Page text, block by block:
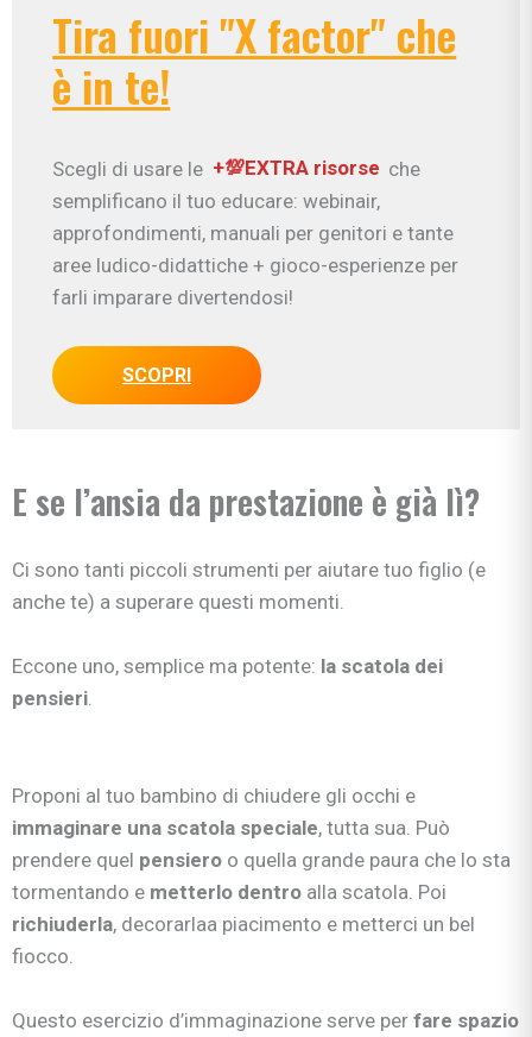
Tira fuori "X factor" che
è in te!
Scegli di usare le +💯EXTRA risorse che
semplificano il tuo educare: webinair,
approfondimenti, manuali per genitori e tante
aree ludico-didattiche + gioco-esperienze per
farli imparare divertendosi!
SCOPRI
E se l’ansia da prestazione è già lì?
Ci sono tanti piccoli strumenti per aiutare tuo figlio (e
anche te) a superare questi momenti.
Eccone uno, semplice ma potente: la scatola dei
pensieri.
Proponi al tuo bambino di chiudere gli occhi e
immaginare una scatola speciale, tutta sua. Può
prendere quel pensiero o quella grande paura che lo sta
tormentando e metterlo dentro alla scatola. Poi
richiuderla, decorarlaa piacimento e metterci un bel
fiocco.
Questo esercizio d’immaginazione serve per fare spazio